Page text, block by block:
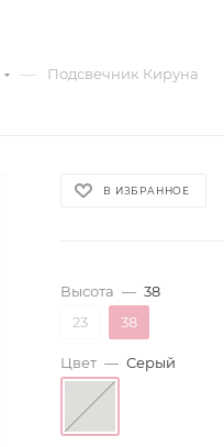
— Подсвечник Кируна
В ИЗБРАННОЕ
Высота — 38
23
38
Цвет — Серый